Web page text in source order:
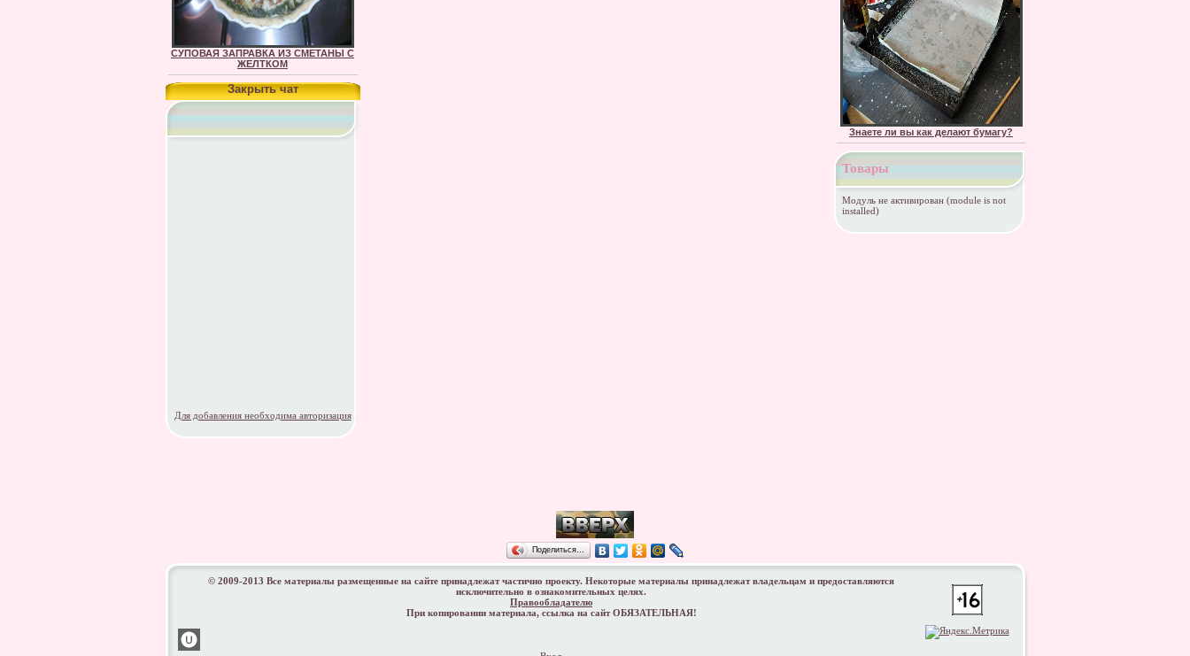
Знаете ли вы как делают бумагу?
Товары
Модуль не активирован (module is not
installed)
СУПОВАЯ ЗАПРАВКА ИЗ СМЕТАНЫ С
ЖЕЛТКОМ
Закрыть чат
Для добавления необходима авторизация
Поделиться…
© 2009-2013 Все материалы размещенные на сайте принадлежат частично проекту. Некоторые материалы принадлежат владельцам и предоставляются
исключительно в ознакомительных целях.
Правообладателю
При копировании материала, ссылка на сайт ОБЯЗАТЕЛЬНАЯ!